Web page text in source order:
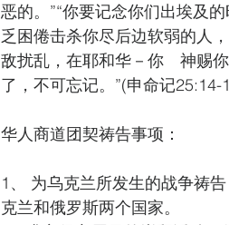
恶的。”“你要记念你们出埃及
乏困倦击杀你尽后边软弱的人
敌扰乱，在耶和华－你　神赐
了，不可忘记。”(申命记25:14-
华人商道团契祷告事项：
1、 为乌克兰所发生的战争祷
克兰和俄罗斯两个国家。